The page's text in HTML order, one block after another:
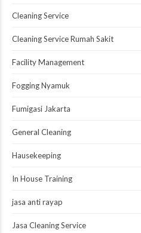
Cleaning Service
Cleaning Service Rumah Sakit
Facility Management
Fogging Nyamuk
Fumigasi Jakarta
General Cleaning
Hausekeeping
In House Training
jasa anti rayap
Jasa Cleaning Service